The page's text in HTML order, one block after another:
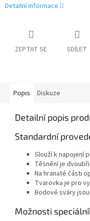
Detailní informace
ZEPTAT SE SDÍLET
Popis Diskuze
Detailní popis
Standardní
Slouží k napojení
Těsnění je
Na hranaté části
Tvarovka je pro
Bodové sváry
Možnosti